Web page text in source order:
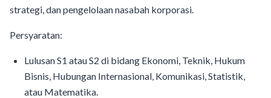
strategi, dan pengelolaan nasabah korporasi.
Persyaratan:
Lulusan S1 atau S2 di bidang Ekonomi, Teknik, Hukum
Bisnis, Hubungan Internasional, Komunikasi, Statistik,
atau Matematika.